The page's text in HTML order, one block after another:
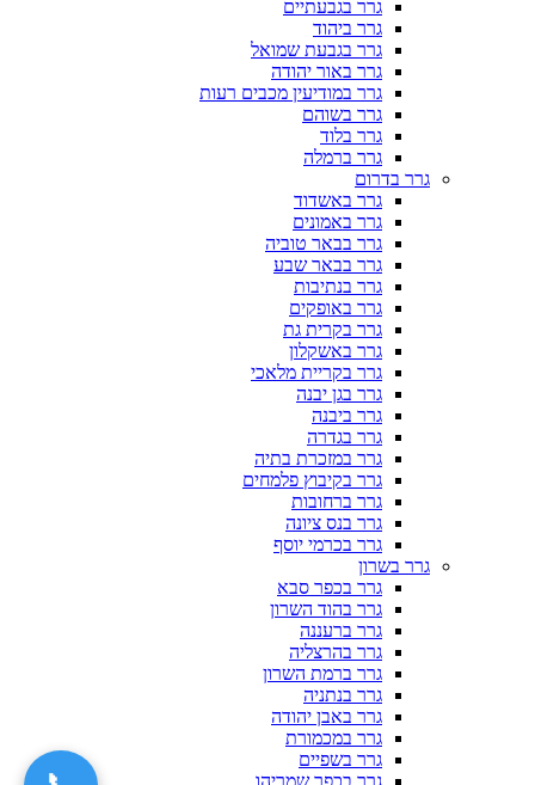
גרר בגבעתיים
גרר ביהוד
גרר בגבעת שמואל
גרר באור יהודה
גרר במודיעין מכבים רעות
גרר בשוהם
גרר בלוד
גרר ברמלה
גרר בדרום
גרר באשדוד
גרר באמונים
גרר בבאר טוביה
גרר בבאר שבע
גרר בנתיבות
גרר באופקים
גרר בקרית גת
גרר באשקלון
גרר בקריית מלאכי
גרר בגן יבנה
גרר ביבנה
גרר בגדרה
גרר במזכרת בתיה
גרר בקיבוץ פלמחים
גרר ברחובות
גרר בנס ציונה
גרר בכרמי יוסף
גרר בשרון
גרר בכפר סבא
גרר בהוד השרון
גרר ברעננה
גרר בהרצליה
גרר ברמת השרון
גרר בנתניה
גרר באבן יהודה
גרר במכמורת
גרר בשפיים
גרר בכפר שמריהו